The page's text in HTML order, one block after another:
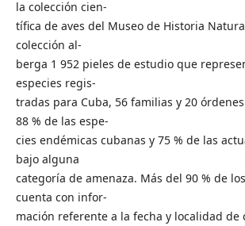
la colección cien-
tífica de aves del Museo de Historia Natural
colección al-
berga 1 952 pieles de estudio que
especies regis-
tradas para Cuba, 56 familias y 20
88 % de las espe-
cies endémicas cubanas y 75 % de las
bajo alguna
categoría de amenaza. Más del 90 % de
cuenta con infor-
mación referente a la fecha y localidad de